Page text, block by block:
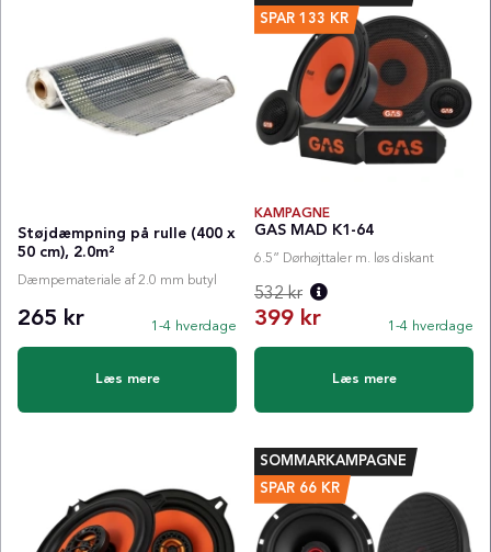
Støjdæmpning på rulle (400 x
50 cm), 2.0m²
Dæmpemateriale af 2.0 mm butyl
265 kr 1-4 hverdage
Læs mere
SPAR 133 KR
KAMPAGNE
GAS MAD K1-64
6.5” Dørhøjttaler m. løs diskant
399 kr
Normalpris:
532 kr
1-4 hverdage
Læs mere
SOMMARKAMPAGNE
SPAR 66 KR